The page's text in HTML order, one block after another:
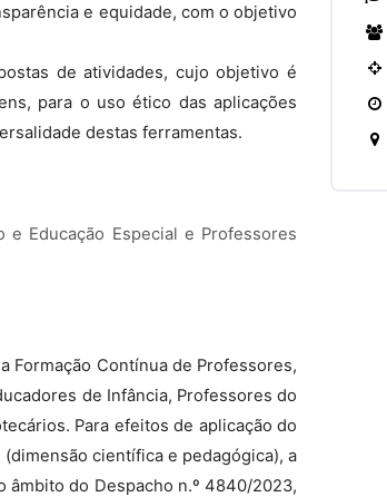
e equidade, com o objetivo
de atividades, cujo objetivo é
para o uso ético das aplicações
destas ferramentas.
e Educação Especial e Professores
Formação Contínua de Professores,
de Infância, Professores do
Para efeitos de aplicação do
científica e pedagógica), a
âmbito do Despacho n.º 4840/2023,